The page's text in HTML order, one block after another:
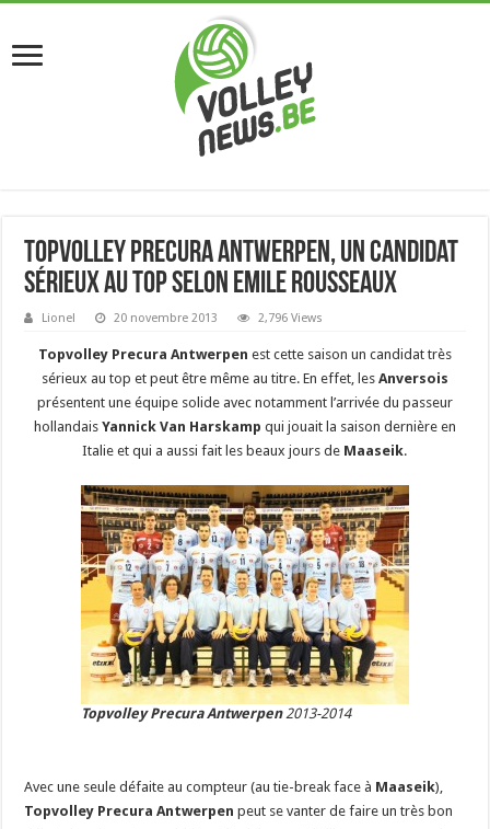
Topvolley Precura Antwerpen, un candidat
sérieux au top selon Emile Rousseaux
Lionel 20 novembre 2013 2,796 Views
Topvolley Precura Antwerpen est cette saison un candidat très
sérieux au top et peut être même au titre. En effet, les Anversois
présentent une équipe solide avec notamment l’arrivée du passeur
hollandaisYannick Van Harskamp qui jouait la saison dernière en
Italie et qui a aussi fait les beaux jours de Maaseik.
Topvolley Precura Antwerpen2013-2014
Avec une seule défaite au compteur (au tie-break face à Maaseik),
Topvolley Precura Antwerpen peut se vanter de faire un très bon